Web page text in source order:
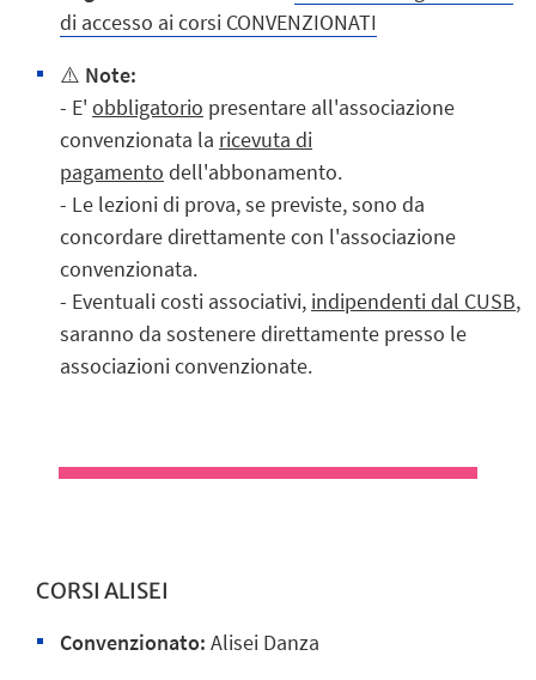
di accesso ai corsi CONVENZIONATI
⚠️ Note:
- E' obbligatorio presentare all'associazione
convenzionata la ricevuta di
pagamento dell'abbonamento.
- Le lezioni di prova, se previste, sono da
concordare direttamente con l'associazione
convenzionata.
- Eventuali costi associativi, indipendenti dal CUSB,
saranno da sostenere direttamente presso le
associazioni convenzionate.
CORSI ALISEI
Convenzionato: Alisei Danza